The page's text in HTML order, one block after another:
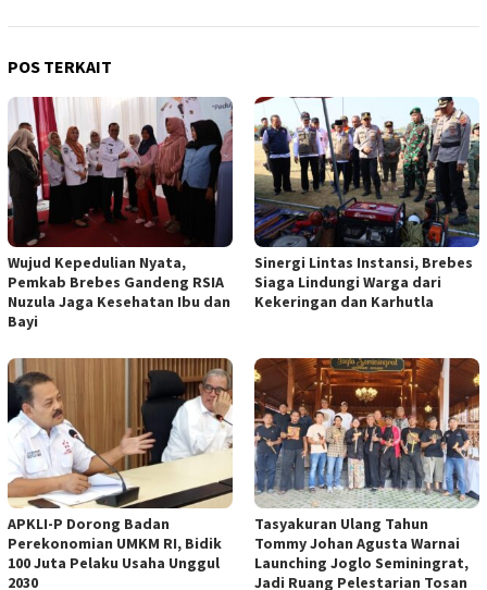
POS TERKAIT
Wujud Kepedulian Nyata,
Pemkab Brebes Gandeng RSIA
Nuzula Jaga Kesehatan Ibu dan
Bayi
Sinergi Lintas Instansi, Brebes
Siaga Lindungi Warga dari
Kekeringan dan Karhutla
APKLI-P Dorong Badan
Perekonomian UMKM RI, Bidik
100 Juta Pelaku Usaha Unggul
2030
Tasyakuran Ulang Tahun
Tommy Johan Agusta Warnai
Launching Joglo Seminingrat,
Jadi Ruang Pelestarian Tosan